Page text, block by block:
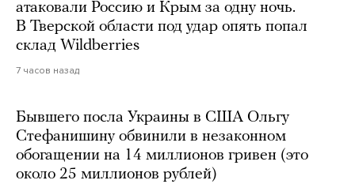
атаковали Россию и Крым за одну ночь.
В Тверской области под удар опять попал
склад Wildberries
7 часов назад
Бывшего посла Украины в США Ольгу
Стефанишину обвинили в незаконном
обогащении на 14 миллионов гривен (это
около 25 миллионов рублей)